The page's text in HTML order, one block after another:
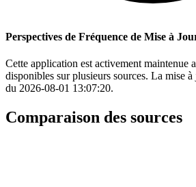
Perspectives de Fréquence de Mise à
Cette application est activement maintenue
disponibles sur plusieurs sources. La mise
du 2026-08-01 13:07:20.
Comparaison des sources